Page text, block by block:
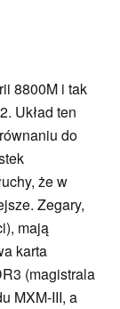
8800M i tak
Układ ten
do
że w
Zegary,
mają
karta
(magistrala
MXM-III, a